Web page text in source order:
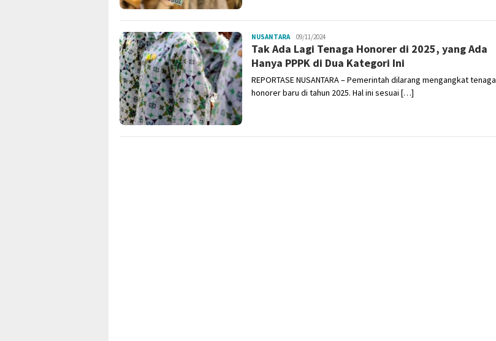
NUSANTARAAdmin
09/11/2024
Tak Ada Lagi Tenaga Honorer di 2025, yang Ada
Hanya PPPK di Dua Kategori Ini
REPORTASE NUSANTARA – Pemerintah dilarang mengangkat tenaga
honorer baru di tahun 2025. Hal ini sesuai […]